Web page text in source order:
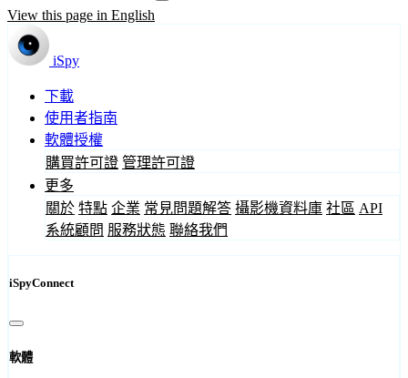
View this page in English
iSpy
下載
使用者指南
軟體授權
購買許可證 管理許可證
更多
關於 特點 企業 常見問題解答 攝影機資料庫 社區 API
系統顧問 服務狀態 聯絡我們
iSpyConnect
軟體